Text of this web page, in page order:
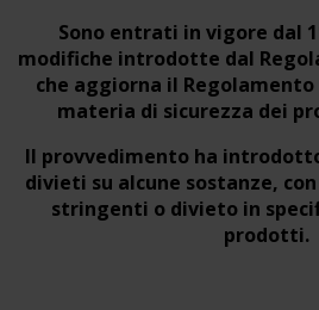
Sono entrati in vigore dal
modifiche introdotte dal
che aggiorna il Regolamento
materia di sicurezza dei
Il provvedimento ha
divieti su alcune sostanze,
stringenti o divieto in
prodotti.